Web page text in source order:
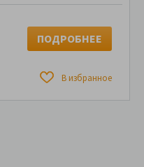
В избранное
ПОДРОБНЕЕ